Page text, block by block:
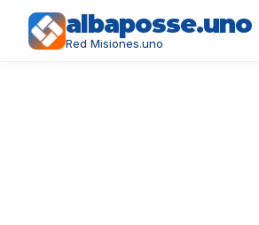
albaposse.uno
Red Misiones.uno